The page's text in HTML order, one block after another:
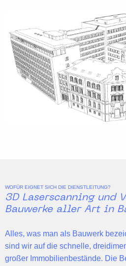
WOFÜR EIGNET SICH DIE DIENSTLEITUNG?
3D Laserscanning und
Bauwerke aller Art in
Alles, was man als Bauwerk
sind wir auf die schnelle,
großer Immobilienbestände. Die